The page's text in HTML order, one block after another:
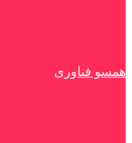
همسو فناوری